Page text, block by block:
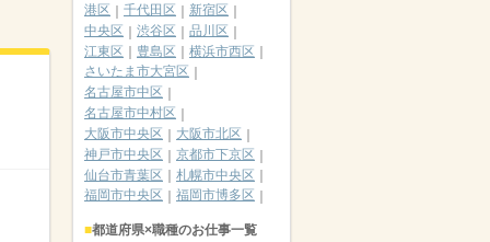
港区
千代田区
新宿区
中央区
渋谷区
品川区
江東区
豊島区
横浜市西区
さいたま市大宮区
名古屋市中区
名古屋市中村区
大阪市中央区
大阪市北区
神戸市中央区
京都市下京区
仙台市青葉区
札幌市中央区
福岡市中央区
福岡市博多区
都道府県×職種のお仕事一覧